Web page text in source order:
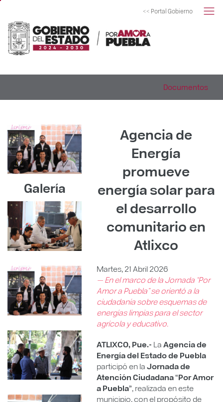
<< Portal Gobierno
Documentos
Galería
Agencia de
Energía
promueve
energía solar para
el desarrollo
comunitario en
Atlixco
Martes, 21 Abril 2026
— En el marco de la Jornada “Por
Amor a Puebla” se orientó a la
ciudadanía sobre esquemas de
energías limpias para el sector
agrícola y educativo.
ATLIXCO, Pue.- LaAgencia de
Energía del Estado de Puebla
participó en laJornada de
Atención Ciudadana “Por Amor
a Puebla”, realizada en este
municipio, con el propósito de